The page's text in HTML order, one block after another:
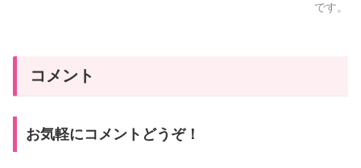
です。
コメント
お気軽にコメントどうぞ！